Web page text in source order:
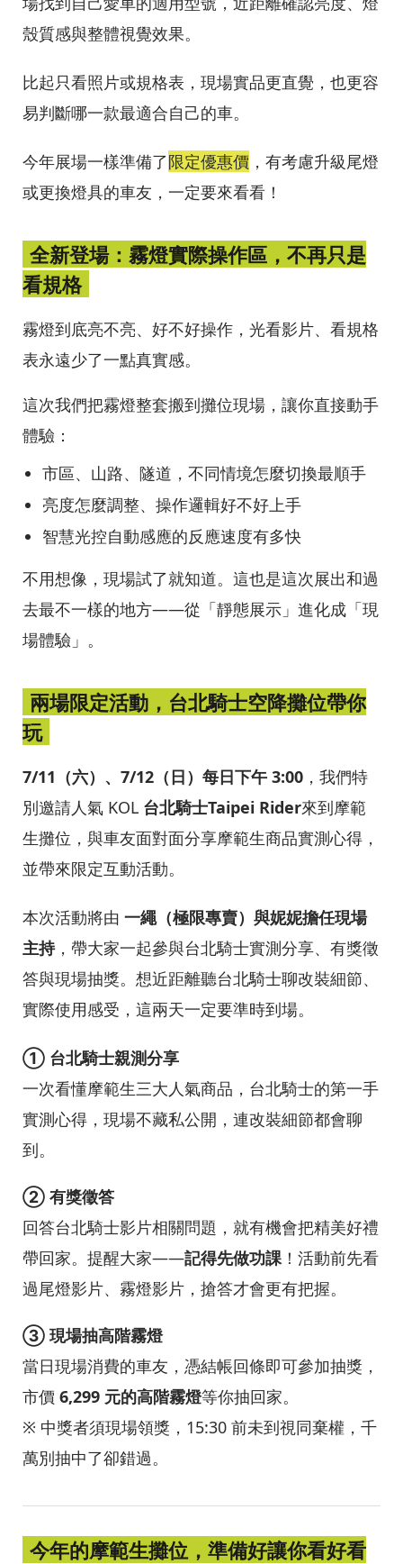
殼質感與整體視覺效果。
比起只看照片或規格表，現場實品更直覺，也更容
易判斷哪一款最適合自己的車。
今年展場一樣準備了限定優惠價 ，有考慮升級尾燈
或更換燈具的車友，一定要來看看！
全新登場：霧燈實際操作區，不再只是
看規格
霧燈到底亮不亮、好不好操作，光看影片、看規格
表永遠少了一點真實感。
這次我們把霧燈整套搬到攤位現場，讓你直接動手
體驗：
市區、山路、隧道，不同情境怎麼切換最順手
亮度怎麼調整、操作邏輯好不好上手
智慧光控自動感應的反應速度有多快
不用想像，現場試了就知道。這也是這次展出和過
去最不一樣的地方——從「靜態展示」進化成「現
場體驗」。
兩場限定活動，台北騎士空降攤位帶你
玩
7/11（六）、7/12（日）每日下午 3:00 ，我們特
別邀請人氣 KOL 台北騎士Taipei Rider來到摩範
生攤位，與車友面對面分享摩範生商品實測心得，
並帶來限定互動活動。
本次活動將由 一繩（極限專賣）與妮妮擔任現場
主持，帶大家一起參與台北騎士實測分享、有獎徵
答與現場抽獎。想近距離聽台北騎士聊改裝細節、
實際使用感受，這兩天一定要準時到場。
① 台北騎士親測分享
一次看懂摩範生三大人氣商品，台北騎士的第一手
實測心得，現場不藏私公開，連改裝細節都會聊
到。
② 有獎徵答
回答台北騎士影片相關問題，就有機會把精美好禮
帶回家。提醒大家——記得先做功課 ！活動前先看
過尾燈影片、霧燈影片，搶答才會更有把握。
③ 現場抽高階霧燈
當日現場消費的車友，憑結帳回條即可參加抽獎，
市價 6,299 元的高階霧燈等你抽回家。
※ 中獎者須現場領獎，15:30 前未到視同棄權，千
萬別抽中了卻錯過。
今年的摩範生攤位，準備好讓你看好看